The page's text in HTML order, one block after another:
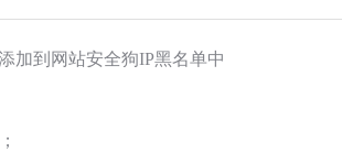
加到网站安全狗IP黑名单中